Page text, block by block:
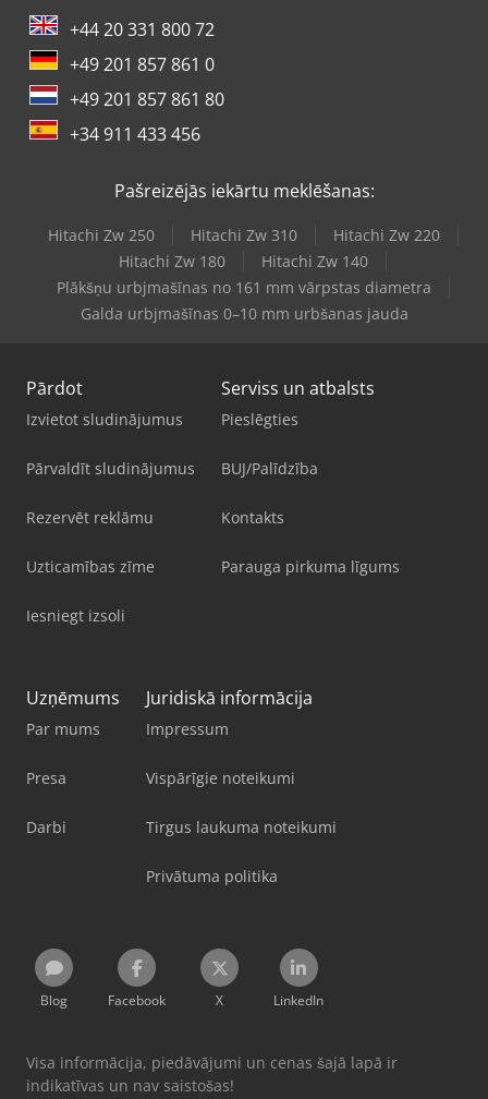
+44 20 331 800 72
+49 201 857 861 0
+49 201 857 861 80
+34 911 433 456
Pašreizējās iekārtu meklēšanas:
Hitachi Zw 250 Hitachi Zw 310
Hitachi Zw 220
Hitachi Zw 180
Hitachi Zw 140
Plākšņu urbjmašīnas no 161 mm vārpstas diametra
Galda urbjmašīnas 0–10 mm urbšanas jauda
Pārdot
Izvietot sludinājumus
Pārvaldīt sludinājumus
Rezervēt reklāmu
Uzticamības zīme
Iesniegt izsoli
Serviss un atbalsts
Pieslēgties
BUJ/Palīdzība
Kontakts
Parauga pirkuma līgums
Uzņēmums
Par mums
Presa
Darbi
Juridiskā informācija
Impressum
Vispārīgie noteikumi
Tirgus laukuma noteikumi
Privātuma politika
Blog Facebook X LinkedIn
Visa informācija, piedāvājumi un cenas šajā lapā ir
indikatīvas un nav saistošas!